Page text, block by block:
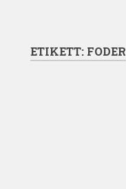
ETIKETT: FODER